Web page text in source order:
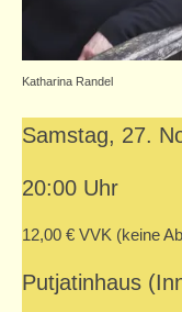
Katharina Randel
Samstag, 27.
20:00 Uhr
12,00 € VVK (keine
Putjatinhaus